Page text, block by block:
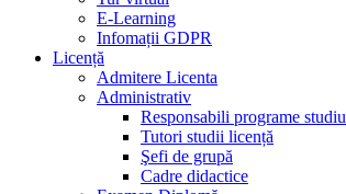
E-Learning
Infomații GDPR
Licență
Admitere Licenta
Administrativ
Responsabili programe studiu
Tutori studii licență
Şefi de grupă
Cadre didactice